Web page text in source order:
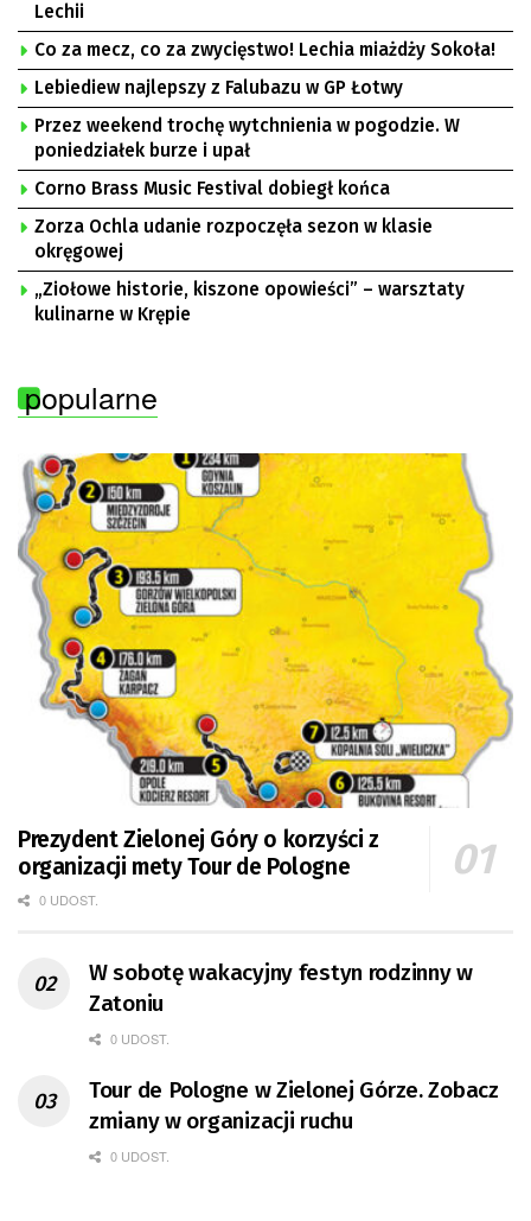
Lechii
Co za mecz, co za zwycięstwo! Lechia miażdży Sokoła!
Lebiediew najlepszy z Falubazu w GP Łotwy
Przez weekend trochę wytchnienia w pogodzie. W
poniedziałek burze i upał
Corno Brass Music Festival dobiegł końca
Zorza Ochla udanie rozpoczęła sezon w klasie
okręgowej
„Ziołowe historie, kiszone opowieści” – warsztaty
kulinarne w Krępie
popularne
Prezydent Zielonej Góry o korzyści z
organizacji mety Tour de Pologne
0 UDOST.
W sobotę wakacyjny festyn rodzinny w
Zatoniu
0 UDOST.
Tour de Pologne w Zielonej Górze. Zobacz
zmiany w organizacji ruchu
0 UDOST.